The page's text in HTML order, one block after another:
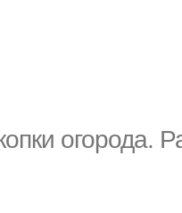
огорода.